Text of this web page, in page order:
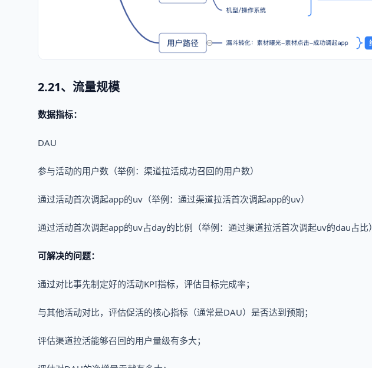
2.21、流量规模
数据指标：
DAU
参与活动的用户数（举例：渠道拉活成功召回的用户数）
通过活动首次调起app的uv（举例：通过渠道拉活首次调起app的uv）
通过活动首次调起app的uv占day的比例（举例：通过渠道拉活首次调起uv的dau占比）
可解决的问题：
通过对比事先制定好的活动KPI指标，评估目标完成率；
与其他活动对比，评估促活的核心指标（通常是DAU）是否达到预期；
评估渠道拉活能够召回的用户量级有多大；